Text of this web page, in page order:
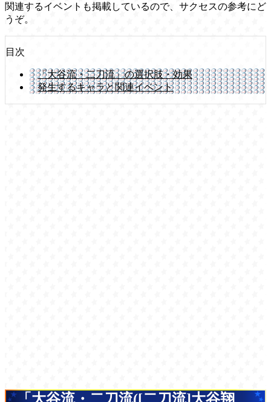
関連するイベントも掲載しているので、サクセスの参考にど
うぞ。
目次
「大谷流・二刀流」の選択肢・効果
発生するキャラと関連イベント
「大谷流・二刀流([二刀流]大谷翔